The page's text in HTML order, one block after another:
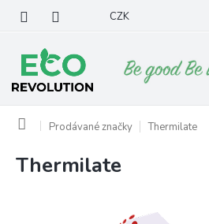
obsah
CZK
Domů Prodávané značky Thermilate
Thermilate
V